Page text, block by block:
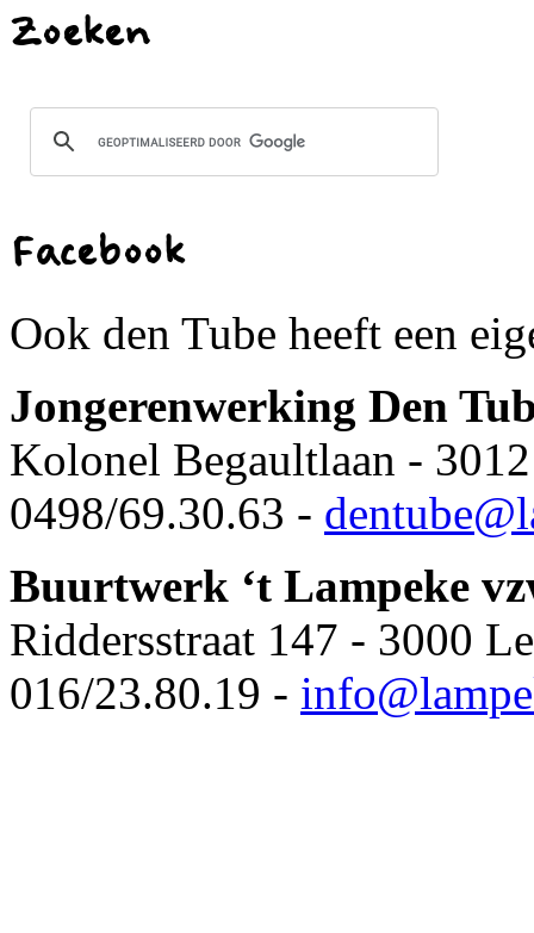
Zoeken
Facebook
Ook den Tube heeft een
Jongerenwerking Den
Kolonel Begaultlaan -
0498/69.30.63 -
Buurtwerk ‘t Lampeke
Riddersstraat 147 - 3000
016/23.80.19 -